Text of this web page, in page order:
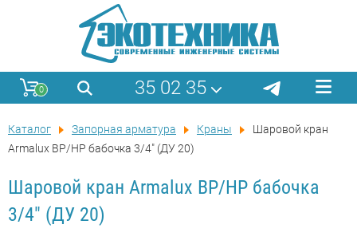
0 35 02 35
Каталог Запорная арматура Краны
Шаровой кран
Armalux ВР/НР бабочка 3/4" (ДУ 20)
Шаровой кран Armalux ВР/НР бабочка
3/4" (ДУ 20)